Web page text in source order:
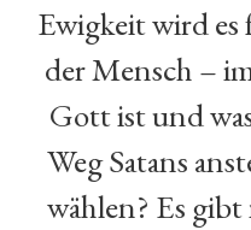
Ewigkeit wird es
der Mensch –
Gott ist und
Weg Satans
wählen? Es